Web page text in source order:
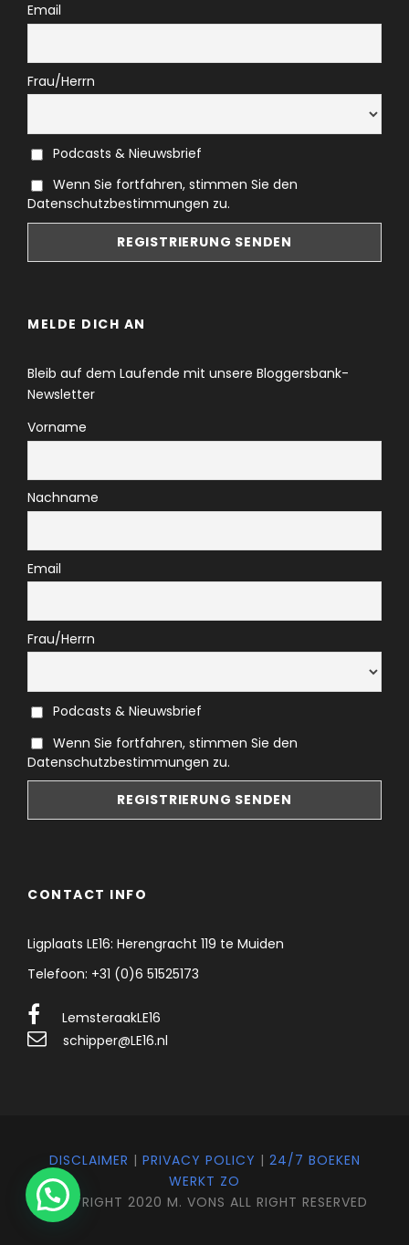
Email
Frau/Herrn
Podcasts & Nieuwsbrief
Wenn Sie fortfahren, stimmen Sie den
Datenschutzbestimmungen zu.
MELDE DICH AN
Bleib auf dem Laufende mit unsere Bloggersbank-
Newsletter
Vorname
Nachname
Email
Frau/Herrn
Podcasts & Nieuwsbrief
Wenn Sie fortfahren, stimmen Sie den
Datenschutzbestimmungen zu.
CONTACT INFO
Ligplaats LE16: Herengracht 119 te Muiden
Telefoon: +31 (0)6 51525173
LemsteraakLE16
schipper@LE16.nl
DISCLAIMER | PRIVACY POLICY | 24/7 BOEKEN
WERKT ZO
COPYRIGHT 2020 M. VONS ALL RIGHT RESERVED